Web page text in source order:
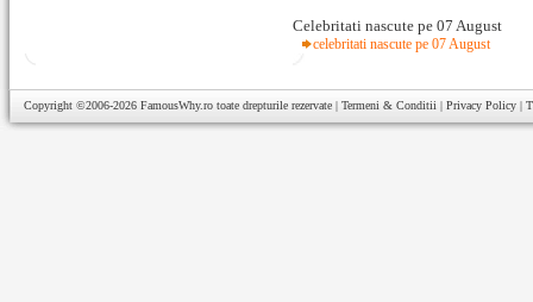
Celebritati nascute pe 07 August
celebritati nascute pe 07 August
Copyright ©2006-2026 FamousWhy.ro toate drepturile rezervate | Termeni & Conditii | Privacy Policy |